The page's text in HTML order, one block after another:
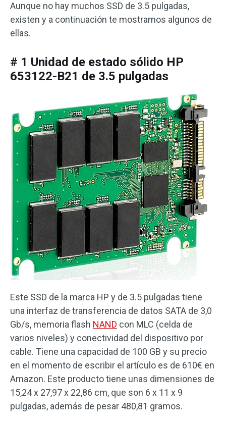
Aunque no hay muchos SSD de 3.5 pulgadas,
existen y a continuación te mostramos algunos de
ellas.
# 1 Unidad de estado sólido HP
653122-B21 de 3.5 pulgadas
Este SSD de la marca HP y de 3.5 pulgadas tiene
una interfaz de transferencia de datos SATA de 3,0
Gb/s, memoria flash NAND con MLC (celda de
varios niveles) y conectividad del dispositivo por
cable. Tiene una capacidad de 100 GB y su precio
en el momento de escribir el artículo es de 610€ en
Amazon. Este producto tiene unas dimensiones de
15,24 x 27,97 x 22,86 cm, que son 6 x 11 x 9
pulgadas, además de pesar 480,81 gramos.